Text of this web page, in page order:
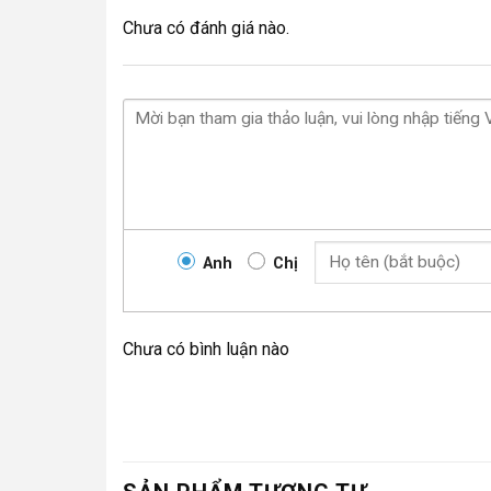
Chưa có đánh giá nào.
Anh Chị
Chưa có bình luận nào